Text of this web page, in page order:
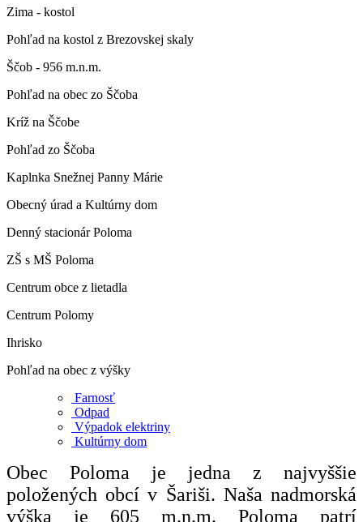
Zima - kostol
Pohľad na kostol z Brezovskej skaly
Ščob - 956 m.n.m.
Pohľad na obec zo Ščoba
Kríž na Ščobe
Pohľad zo Ščoba
Kaplnka Snežnej Panny Márie
Obecný úrad a Kultúrny dom
Denný stacionár Poloma
ZŠ s MŠ Poloma
Centrum obce z lietadla
Centrum Polomy
Ihrisko
Pohľad na obec z výšky
Farnosť
Odpad
Výpadok elektriny
Kultúrny dom
Obec Poloma je jedna z najvyššie
položených obcí v Šariši. Naša nadmorská
výška je 605 m.n.m. Poloma patrí